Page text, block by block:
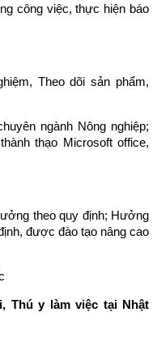
công việc, thực hiện báo
Theo dõi sản phẩm,
ngành Nông nghiệp;
thạo Microsoft office,
theo quy định; Hưởng
được đào tạo nâng cao
Thú y làm việc tại Nhật